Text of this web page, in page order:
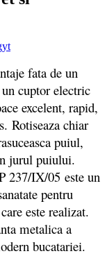
fata de un
cuptor electric
excelent, rapid,
Rotiseaza chiar
puiul,
jurul puiului.
237/IX/05 este un
pentru
este realizat.
metalica a
bucatariei.